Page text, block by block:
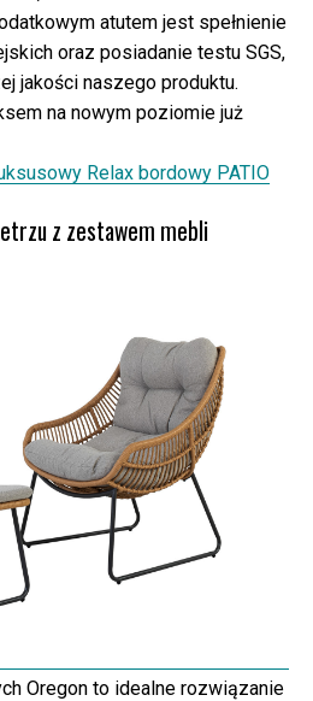
atutem jest spełnienie
oraz posiadanie testu SGS,
jakości naszego produktu.
na nowym poziomie już
Relax bordowy PATIO
z zestawem mebli
Oregon to idealne rozwiązanie